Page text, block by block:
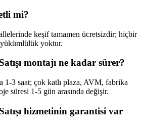
mi?
keşif tamamen ücretsizdir; hiçbir
yükümlülük yoktur.
montajı ne kadar sürer?
1-3 saat; çok katlı plaza, AVM, fabrika
süresi 1-5 gün arasında değişir.
hizmetinin garantisi var